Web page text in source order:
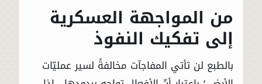
من المواجهة العسكرية
إلى تفكيك النفوذ
بالطبع لن تأتي المفاجآت مخالفةً لسير عمليّات